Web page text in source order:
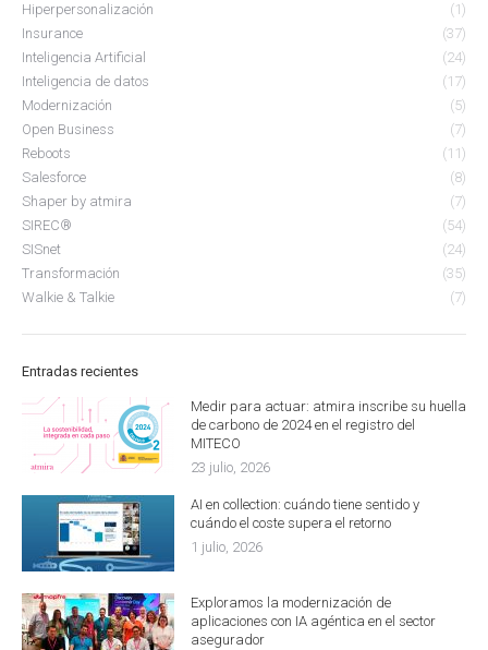
Hiperpersonalización
(1)
Insurance
(37)
Inteligencia Artificial
(24)
Inteligencia de datos
(17)
Modernización
(5)
Open Business
(7)
Reboots
(11)
Salesforce
(8)
Shaper by atmira
(7)
SIREC®
(54)
SISnet
(24)
Transformación
(35)
Walkie & Talkie
(7)
Entradas recientes
Medir para actuar: atmira inscribe su huella
de carbono de 2024 en el registro del
MITECO
23 julio, 2026
AI en collection: cuándo tiene sentido y
cuándo el coste supera el retorno
1 julio, 2026
Exploramos la modernización de
aplicaciones con IA agéntica en el sector
asegurador